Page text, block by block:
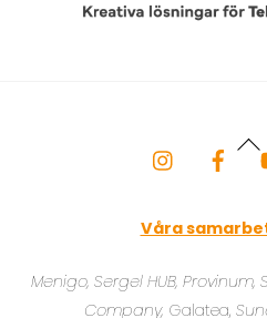
Våra
Menigo, Sergel HUB, Provinum,
Company, Galatea,